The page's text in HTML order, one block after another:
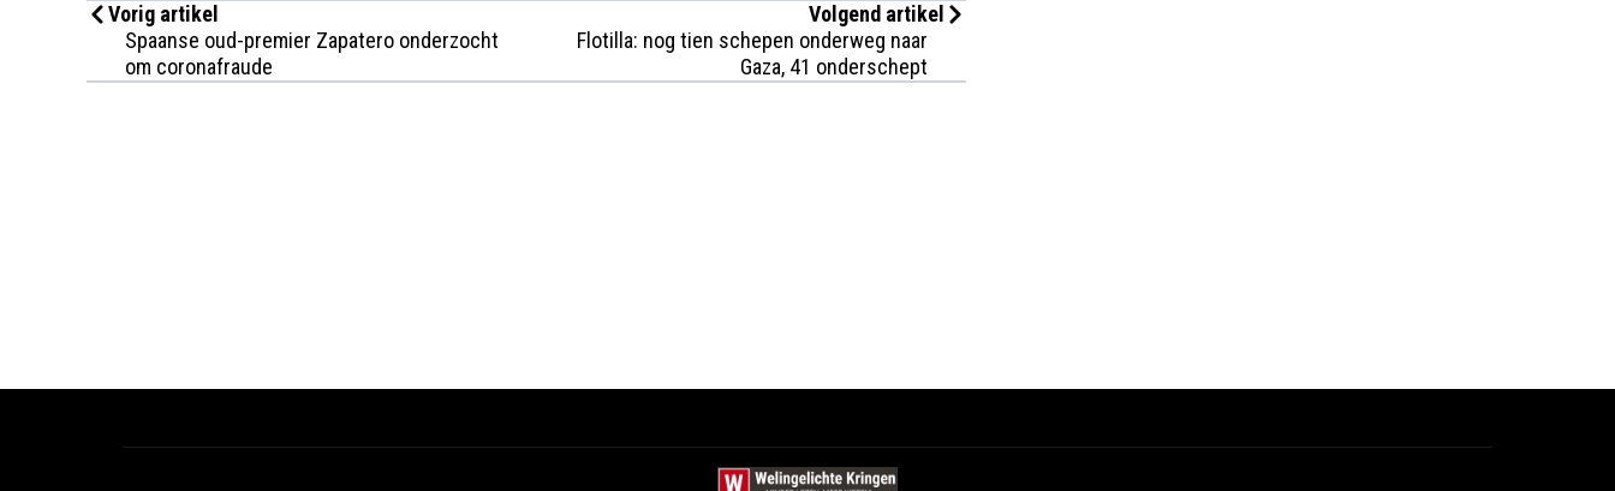
Vorig artikel
Spaanse oud-premier Zapatero onderzocht
om coronafraude
Volgend artikel
Flotilla: nog tien schepen onderweg naar
Gaza, 41 onderschept